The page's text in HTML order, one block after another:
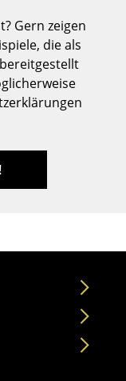
Gern zeigen
die als